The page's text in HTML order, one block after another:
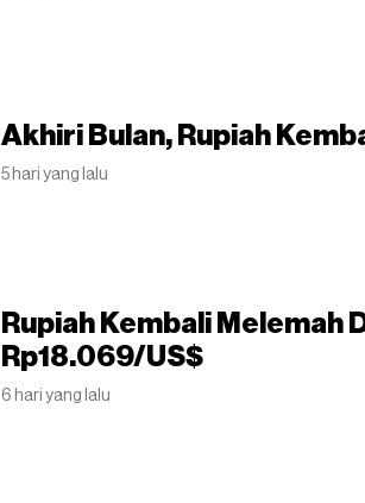
Akhiri Bulan, Rupiah
5 hari yang lalu
Rupiah Kembali Melemah
Rp18.069/US$
6 hari yang lalu